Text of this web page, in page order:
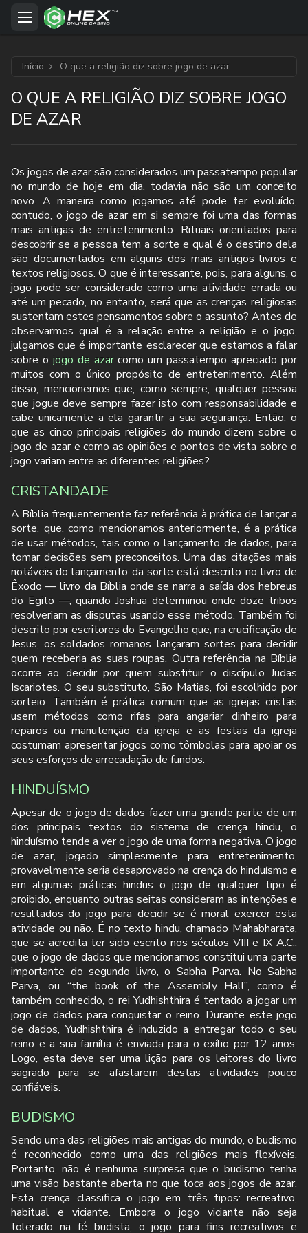
Início O que a religião diz sobre jogo de azar
O QUE A RELIGIÃO DIZ SOBRE JOGO
DE AZAR
Os jogos de azar são considerados um passatempo popular
no mundo de hoje em dia, todavia não são um conceito
novo. A maneira como jogamos até pode ter evoluído,
contudo, o jogo de azar em si sempre foi uma das formas
mais antigas de entretenimento. Rituais orientados para
descobrir se a pessoa tem a sorte e qual é o destino dela
são documentados em alguns dos mais antigos livros e
textos religiosos. O que é interessante, pois, para alguns, o
jogo pode ser considerado como uma atividade errada ou
até um pecado, no entanto, será que as crenças religiosas
sustentam estes pensamentos sobre o assunto? Antes de
observarmos qual é a relação entre a religião e o jogo,
julgamos que é importante esclarecer que estamos a falar
sobre o jogo de azarcomo um passatempo apreciado por
muitos com o único propósito de entretenimento. Além
disso, mencionemos que, como sempre, qualquer pessoa
que jogue deve sempre fazer isto com responsabilidade e
cabe unicamente a ela garantir a sua segurança. Então, o
que as cinco principais religiões do mundo dizem sobre o
jogo de azar e como as opiniões e pontos de vista sobre o
jogo variam entre as diferentes religiões?
CRISTANDADE
A Bíblia frequentemente faz referência à prática de lançar a
sorte, que, como mencionamos anteriormente, é a prática
de usar métodos, tais como o lançamento de dados, para
tomar decisões sem preconceitos. Uma das citações mais
notáveis do lançamento da sorte está descrito no livro de
Êxodo — livro da Bíblia onde se narra a saída dos hebreus
do Egito —, quando Joshua determinou onde doze tribos
resolveriam as disputas usando esse método. Também foi
descrito por escritores do Evangelho que, na crucificação de
Jesus, os soldados romanos lançaram sortes para decidir
quem receberia as suas roupas. Outra referência na Bíblia
ocorre ao decidir por quem substituir o discípulo Judas
Iscariotes. O seu substituto, São Matias, foi escolhido por
sorteio. Também é prática comum que as igrejas cristãs
usem métodos como rifas para angariar dinheiro para
reparos ou manutenção da igreja e as festas da igreja
costumam apresentar jogos como tômbolas para apoiar os
seus esforços de arrecadação de fundos.
HINDUÍSMO
Apesar de o jogo de dados fazer uma grande parte de um
dos principais textos do sistema de crença hindu, o
hinduísmo tende a ver o jogo de uma forma negativa. O jogo
de azar, jogado simplesmente para entretenimento,
provavelmente seria desaprovado na crença do hinduísmo e
em algumas práticas hindus o jogo de qualquer tipo é
proibido, enquanto outras seitas consideram as intenções e
resultados do jogo para decidir se é moral exercer esta
atividade ou não. É no texto hindu, chamado Mahabharata,
que se acredita ter sido escrito nos séculos VIII e IX A.C.,
que o jogo de dados que mencionamos constitui uma parte
importante do segundo livro, o Sabha Parva. No Sabha
Parva, ou “the book of the Assembly Hall”, como é
também conhecido, o rei Yudhishthira é tentado a jogar um
jogo de dados para conquistar o reino. Durante este jogo
de dados, Yudhishthira é induzido a entregar todo o seu
reino e a sua família é enviada para o exílio por 12 anos.
Logo, esta deve ser uma lição para os leitores do livro
sagrado para se afastarem destas atividades pouco
confiáveis.
BUDISMO
Sendo uma das religiões mais antigas do mundo, o budismo
é reconhecido como uma das religiões mais flexíveis.
Portanto, não é nenhuma surpresa que o budismo tenha
uma visão bastante aberta no que toca aos jogos de azar.
Esta crença classifica o jogo em três tipos: recreativo,
habitual e viciante. Embora o jogo viciante não seja
tolerado na fé budista, o jogo para fins recreativos e